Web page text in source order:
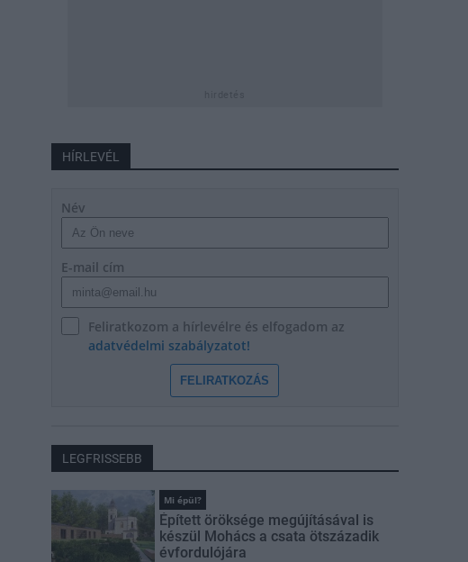
HÍRLEVÉL
Név
E-mail cím
Feliratkozom a hírlevélre és elfogadom az
adatvédelmi szabályzatot!
FELIRATKOZÁS
LEGFRISSEBB
Mi épül?
Épített öröksége megújításával is
készül Mohács a csata ötszázadik
évfordulójára